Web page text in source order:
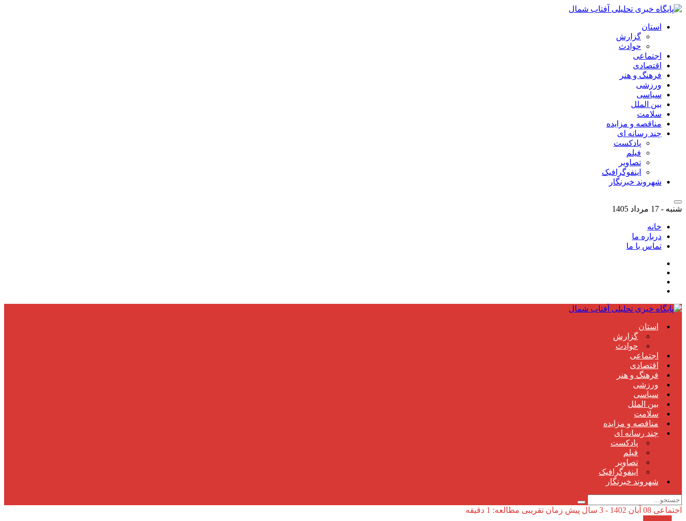
استان
گزارش
حوادث
اجتماعی
اقتصادی
فرهنگ و هنر
ورزشی
سیاسی
بین الملل
سلامت
مناقصه و مزایده
چند رسانه ای
پادکست
فیلم
تصاویر
اینفوگرافیک
شهروند خبرنگار
شنبه - 17 مرداد 1405
خانه
درباره ما
تماس با ما
استان
گزارش
حوادث
اجتماعی
اقتصادی
فرهنگ و هنر
ورزشی
سیاسی
بین الملل
سلامت
مناقصه و مزایده
چند رسانه ای
پادکست
فیلم
تصاویر
اینفوگرافیک
شهروند خبرنگار
اجتماعی 08 آبان 1402 - 3 سال پیش
زمان تقریبی مطالعه: 1 دقیقه